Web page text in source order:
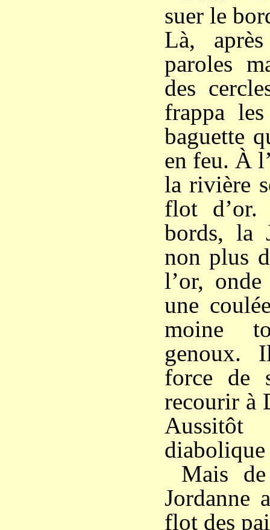
suer le
Là,
paroles
des
frappa
baguette
en feu. À
la rivière
flot d’or.
bords, la
non plus
l’or,
une
moine
genoux.
force de
recourir à
Mais
Jordanne
flot des